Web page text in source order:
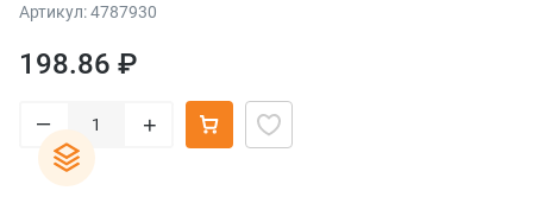
Артикул: 4787930
198.86 ₽
– +